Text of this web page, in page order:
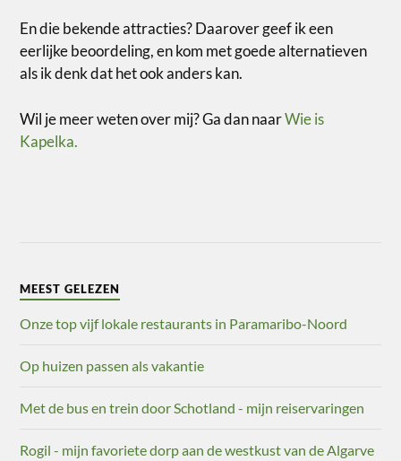
En die bekende attracties? Daarover geef ik een
eerlijke beoordeling, en kom met goede alternatieven
als ik denk dat het ook anders kan.
Wil je meer weten over mij? Ga dan naarWie is
Kapelka.
MEEST GELEZEN
Onze top vijf lokale restaurants in Paramaribo-Noord
Op huizen passen als vakantie
Met de bus en trein door Schotland - mijn reiservaringen
Rogil - mijn favoriete dorp aan de westkust van de Algarve